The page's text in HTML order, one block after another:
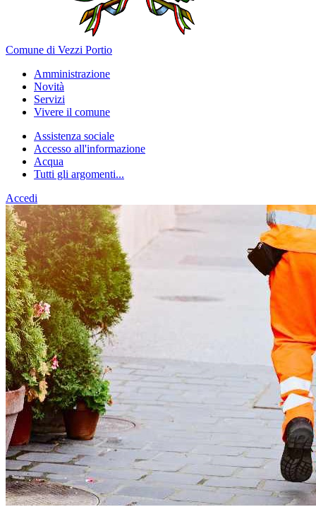
Comune di Vezzi Portio
Amministrazione
Novità
Servizi
Vivere il comune
Assistenza sociale
Accesso all'informazione
Acqua
Tutti gli argomenti...
Accedi